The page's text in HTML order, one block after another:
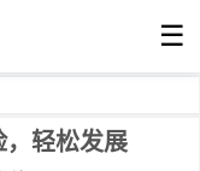
☰
，轻松发展